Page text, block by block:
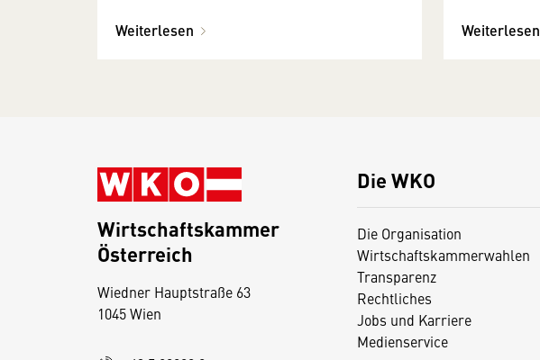
Weiterlesen Weiterlesen
Die WKO
Die Organisation
Wirtschaftskammerwahlen
Transparenz
Rechtliches
Jobs und Karriere
Medienservice
Wirtschaftskammer
Österreich
Wiedner Hauptstraße 63
1045 Wien